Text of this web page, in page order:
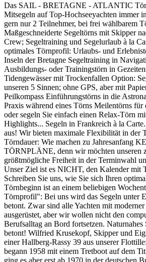
Das SAIL - BRETAGNE - ATLANTIC
Mitsegeln auf Top-Hochseeyachten immer
gern nur 2 Teilnehmer, bei frei wählbarem
Maßgeschneiderte Segeltörns mit Skipper
Crew; Segeltraining und Segelurlaub à la
optimales Törnprofil: Urlaubs- und
Inseln der Bretagne Segeltraining in
Ausbildungs- oder Trainingstörn in
Tidengewässer mit Trockenfallen Option:
unseren 5 Sinnen; ohne GPS, aber mit
Peilkompass Einführungstörns in die
Praxis während eines Törns Meilentörns für
oder segeln Sie einfach einen Relax-Törn
Highlights... Segeln in Frankreich à la
aus! Wir bieten maximale Flexibilität in der
Törndauer: Wie machen zu Jahresanfang
TÖRNPLÄNE, denn wir möchten unseren
größtmögliche Freiheit in der Terminwahl
Unser Ziel ist es NICHT, den Kalender mit
Schreiben Sie uns, wie Sie sich Ihren
Törnbeginn ist an einem beliebigen
Törnprofil": Bei uns wird das Segeln unter
betont. Zwar sind alle Yachten mit
ausgerüstet, aber wir wollen nicht den
Berufsalltag an Bord fortsetzen.
betont! Wilfried Krusekopf, Skipper und
einer Hallberg-Rassy 39 aus unserer
begann 1958 mit einem Tretboot auf dem
ging es aber erst ab 1970 in der deutschen